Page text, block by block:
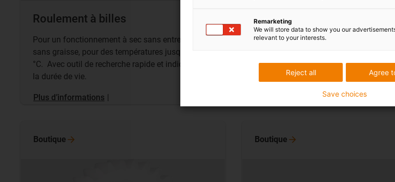
Roulement à billes
Pour un fonctionnement à sec sans entretien,
sans graisse, pour des températures jusqu’à 150
°C. Avec outil de recherche rapide et indication de
la durée de vie.
Plus d’informations |
Galets de guidage
galets de guidage en polymères
supplémentaire, avec une capacité de
élevée et peu d’entretien.
Plus d’informations|
Boutique Boutique
Remarketing
We will store data to show you our
relevant to your interests.
Agree
Reject all
Save choices